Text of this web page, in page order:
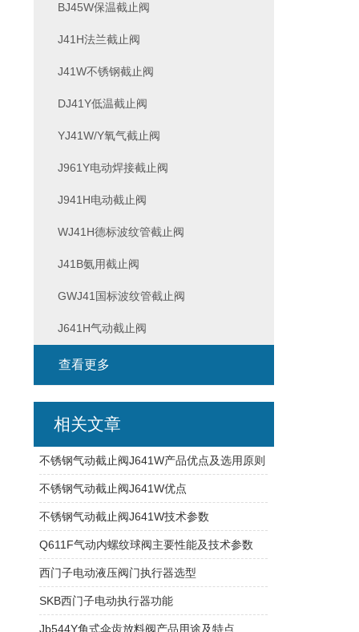
BJ45W保温截止阀
J41H法兰截止阀
J41W不锈钢截止阀
DJ41Y低温截止阀
YJ41W/Y氧气截止阀
J961Y电动焊接截止阀
J941H电动截止阀
WJ41H德标波纹管截止阀
J41B氨用截止阀
GWJ41国标波纹管截止阀
J641H气动截止阀
查看更多
相关文章
不锈钢气动截止阀J641W产品优点及选用原则
不锈钢气动截止阀J641W优点
不锈钢气动截止阀J641W技术参数
Q611F气动内螺纹球阀主要性能及技术参数
西门子电动液压阀门执行器选型
SKB西门子电动执行器功能
Jb544Y角式伞齿放料阀产品用途及特点